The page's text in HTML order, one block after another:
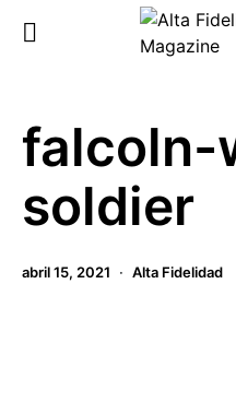
falcoln-
soldier
abril 15, 2021 Alta Fidelidad